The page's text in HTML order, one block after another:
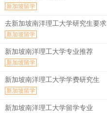
新加坡留学
去新加坡南洋理工大学研究生要求
新加坡留学
新加坡南洋理工大学专业推荐
新加坡留学
新加坡南洋理工大学学费研究生
新加坡留学
新加坡南洋理工大学留学专业